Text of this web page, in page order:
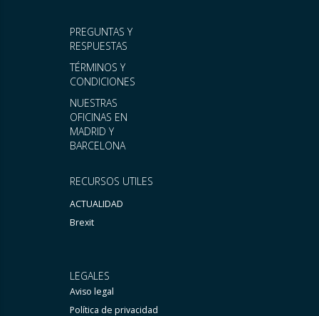
RECURSOS UTILES
ACTUALIDAD
Brexit
PREGUNTAS Y
RESPUESTAS
TÉRMINOS Y
CONDICIONES
NUESTRAS
OFICINAS EN
MADRID Y
BARCELONA
LEGALES
Aviso legal
Política de privacidad